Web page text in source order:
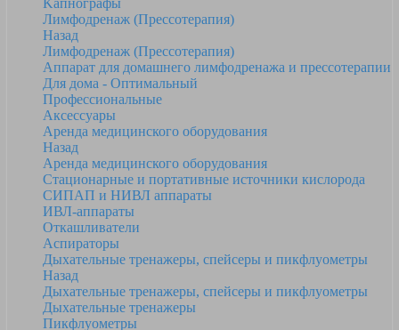
Kапнографы
Лимфодренаж (Прессотерапия)
Назад
Лимфодренаж (Прессотерапия)
Аппарат для домашнего лимфодренажа и прессотерапии
Для дома - Оптимальный
Профессиональные
Аксессуары
Аренда медицинского оборудования
Назад
Аренда медицинского оборудования
Стационарные и портативные источники кислорода
СИПАП и НИВЛ аппараты
ИВЛ-аппараты
Откашливатели
Аспираторы
Дыхательные тренажеры, спейсеры и пикфлуометры
Назад
Дыхательные тренажеры, спейсеры и пикфлуометры
Дыхательные тренажеры
Пикфлуометры